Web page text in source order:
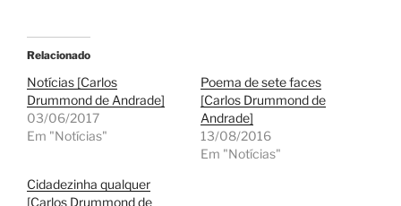
Relacionado
Notícias [Carlos
Drummond de Andrade]
03/06/2017
Em "Notícias"
Poema de sete faces
[Carlos Drummond de
Andrade]
13/08/2016
Em "Notícias"
Cidadezinha qualquer
[Carlos Drummond de